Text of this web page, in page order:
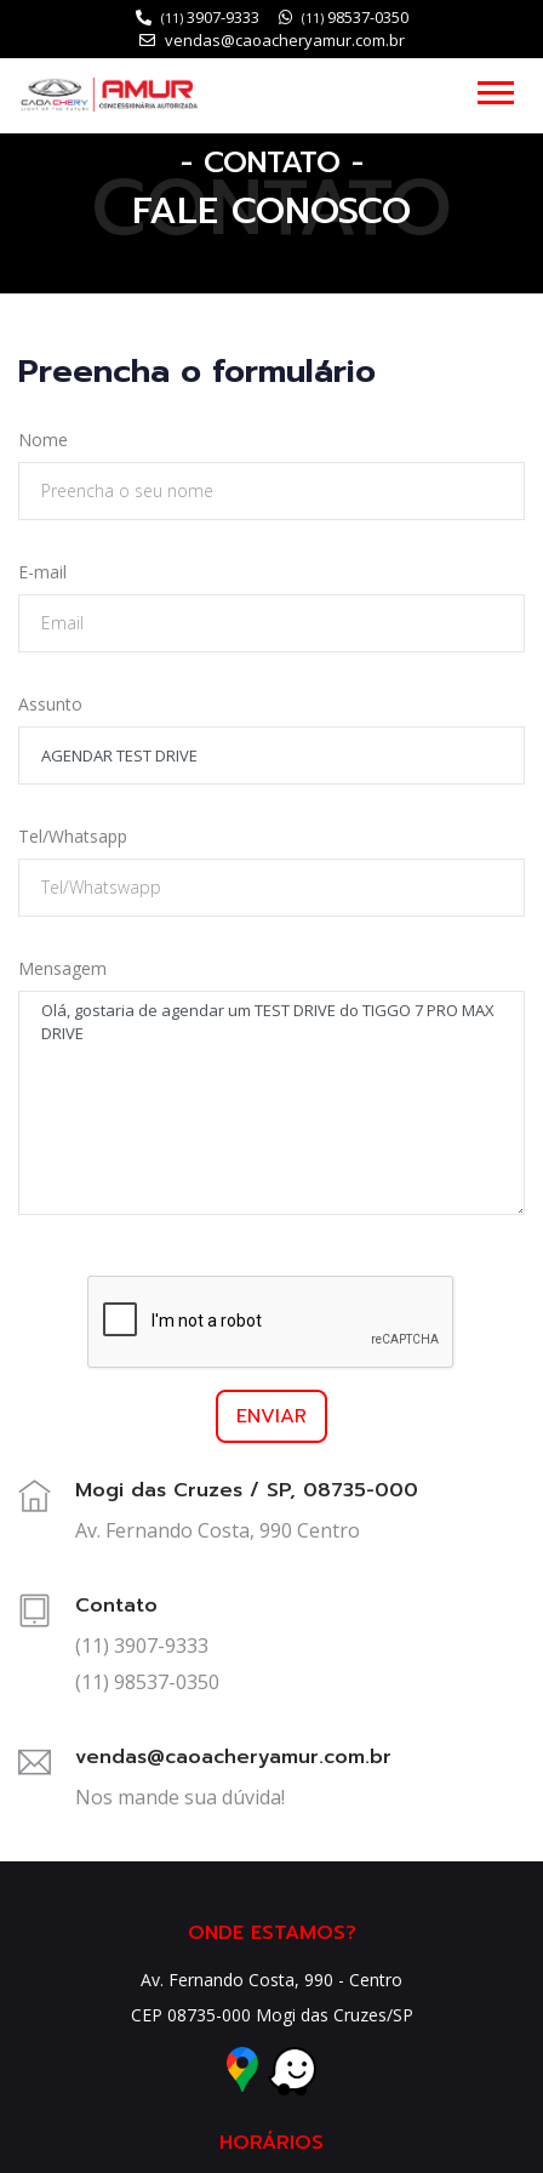
(11)3907-9333 (11)98537-0350
vendas@caoacheryamur.com.br
- CONTATO -
FALE CONOSCO
CONTATO
Preencha o formulário
Nome
E-mail
Assunto
Tel/Whatsapp
Mensagem
ENVIAR
Mogi das Cruzes / SP, 08735-000
Av. Fernando Costa, 990 Centro
Contato
(11) 3907-9333
(11) 98537-0350
vendas@caoacheryamur.com.br
Nos mande sua dúvida!
ONDE ESTAMOS?
Av. Fernando Costa, 990 - Centro
CEP 08735-000 Mogi das Cruzes/SP
HORÁRIOS